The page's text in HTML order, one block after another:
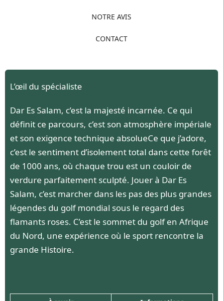
NOTRE AVIS
CONTACT
L’œil du spécialiste
Dar Es Salam, c’est la majesté incarnée. Ce qui
définit ce parcours, c’est son atmosphère impériale
et son exigence technique absolueCe que j’adore,
c’est le sentiment d’isolement total dans cette forêt
de 1000 ans, où chaque trou est un couloir de
verdure parfaitement sculpté. Jouer à Dar Es
Salam, c’est marcher dans les pas des plus grandes
légendes du golf mondial sous le regard des
flamants roses. C’est le sommet du golf en Afrique
du Nord, une expérience où le sport rencontre la
grande Histoire.